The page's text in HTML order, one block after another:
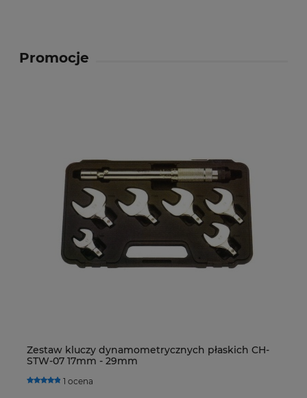
Promocje
Zestaw kluczy dynamometrycznych płaskich CH-
STW-07 17mm - 29mm
1 ocena